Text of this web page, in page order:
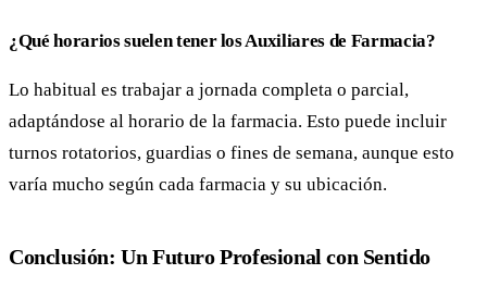
¿Qué horarios suelen tener los Auxiliares de Farmacia?
Lo habitual es trabajar a jornada completa o parcial,
adaptándose al horario de la farmacia. Esto puede incluir
turnos rotatorios, guardias o fines de semana, aunque esto
varía mucho según cada farmacia y su ubicación.
Conclusión: Un Futuro Profesional con Sentido